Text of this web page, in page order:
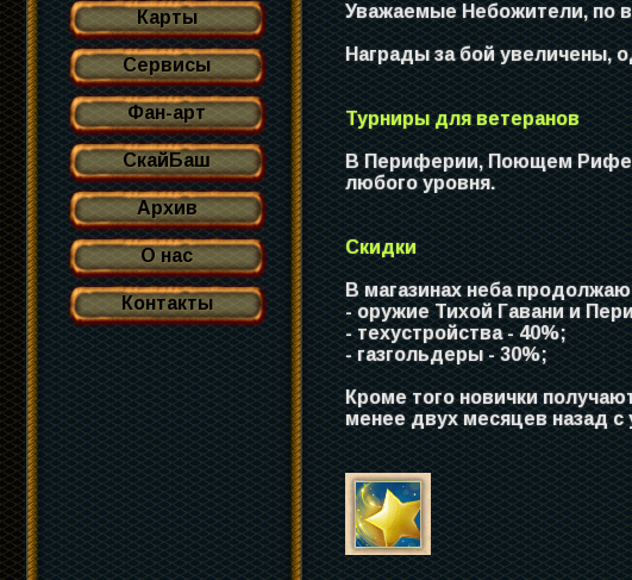
Карты
Сервисы
Фан-арт
СкайБаш
Архив
О нас
Контакты
Уважаемые Небожители, по
Награды за бой увеличены,
Турниры для ветеранов
В Периферии, Поющем Рифе
любого уровня.
Скидки
В магазинах неба
- оружие Тихой Гавани и
- техустройства - 40%;
- газгольдеры - 30%;
Кроме того новички
менее двух месяцев назад с